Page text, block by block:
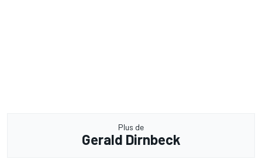
Plus de
Gerald Dirnbeck